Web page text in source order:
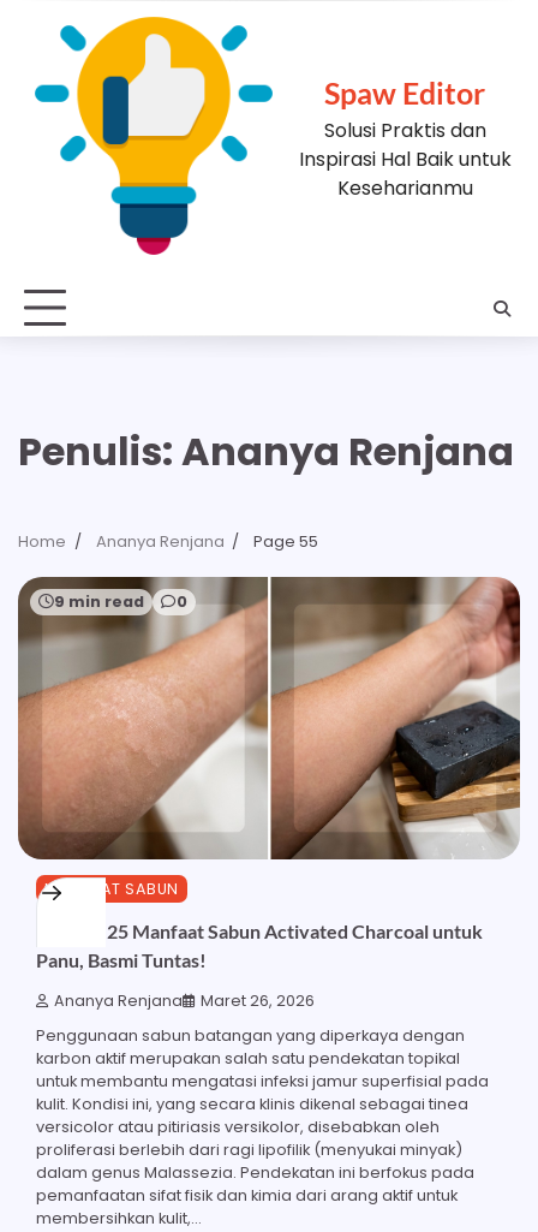
Spaw Editor
Solusi Praktis dan
Inspirasi Hal Baik untuk
Keseharianmu
Penulis:Ananya Renjana
Home Ananya Renjana Page 55
9 min read 0
MANFAAT SABUN
Ketahui 25 Manfaat Sabun Activated Charcoal untuk
Panu, Basmi Tuntas!
Ananya Renjana Maret 26, 2026
Penggunaan sabun batangan yang diperkaya dengan
karbon aktif merupakan salah satu pendekatan topikal
untuk membantu mengatasi infeksi jamur superfisial pada
kulit. Kondisi ini, yang secara klinis dikenal sebagai tinea
versicolor atau pitiriasis versikolor, disebabkan oleh
proliferasi berlebih dari ragi lipofilik (menyukai minyak)
dalam genus Malassezia. Pendekatan ini berfokus pada
pemanfaatan sifat fisik dan kimia dari arang aktif untuk
membersihkan kulit,…